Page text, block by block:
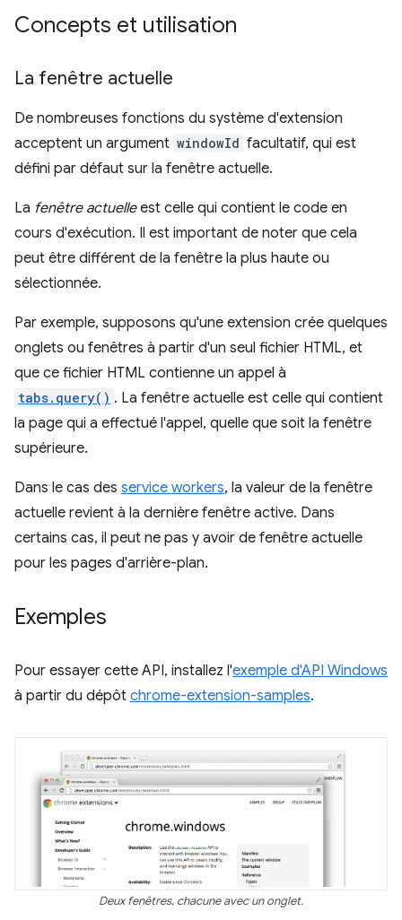
Concepts et utilisation
La fenêtre actuelle
De nombreuses fonctions du système d'extension
acceptent un argument windowId facultatif, qui est
défini par défaut sur la fenêtre actuelle.
La fenêtre actuelleest celle qui contient le code en
cours d'exécution. Il est important de noter que cela
peut être différent de la fenêtre la plus haute ou
sélectionnée.
Par exemple, supposons qu'une extension crée quelques
onglets ou fenêtres à partir d'un seul fichier HTML, et
que ce fichier HTML contienne un appel à
tabs.query() . La fenêtre actuelle est celle qui contient
la page qui a effectué l'appel, quelle que soit la fenêtre
supérieure.
Dans le cas des service workers, la valeur de la fenêtre
actuelle revient à la dernière fenêtre active. Dans
certains cas, il peut ne pas y avoir de fenêtre actuelle
pour les pages d'arrière-plan.
Exemples
Pour essayer cette API, installez l'exemple d'API Windows
à partir du dépôt chrome-extension-samples.
Deux fenêtres, chacune avec un onglet.